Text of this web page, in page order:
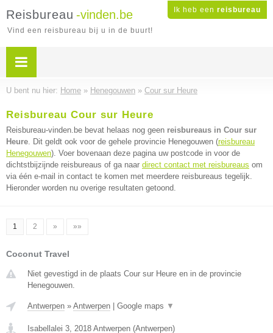
Ik heb een reisbureau
Reisbureau -vinden.be
Vind een reisbureau bij u in de buurt!
U bent nu hier: Home » Henegouwen » Cour sur Heure
Reisbureau Cour sur Heure
Reisbureau-vinden.be bevat helaas nog geen reisbureaus in Cour sur
Heure. Dit geldt ook voor de gehele provincie Henegouwen (reisbureau
Henegouwen). Voer bovenaan deze pagina uw postcode in voor de
dichtstbijzijnde reisbureaus of ga naar direct contact met reisbureaus om
via één e-mail in contact te komen met meerdere reisbureaus tegelijk.
Hieronder worden nu overige resultaten getoond.
1 2 » »»
Coconut Travel
Niet gevestigd in de plaats Cour sur Heure en in de provincie
Henegouwen.
Antwerpen » Antwerpen Google maps ▼
Isabellalei 3, 2018 Antwerpen (Antwerpen)